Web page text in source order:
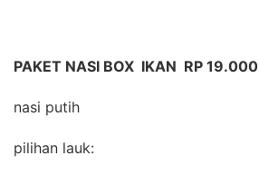
PAKET NASI BOX IKAN RP 19.000
nasi putih
pilihan lauk: